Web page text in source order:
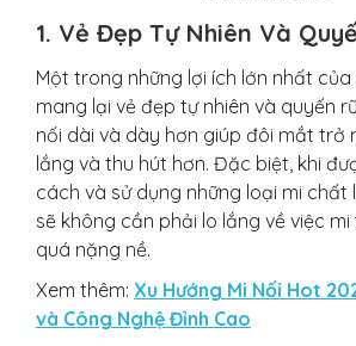
1. Vẻ Đẹp Tự Nhiên Và
Một trong những lợi ích lớn nhất của
mang lại vẻ đẹp tự nhiên và quyến
nối dài và dày hơn giúp đôi mắt trở
lắng và thu hút hơn. Đặc biệt, khi
cách và sử dụng những loại mi chất
sẽ không cần phải lo lắng về việc
quá nặng nề.
Xem thêm: Xu Hướng Mi Nối Hot
và Công Nghệ Đỉnh Cao